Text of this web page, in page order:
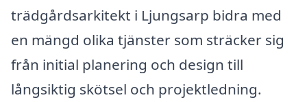
trädgårdsarkitekt i Ljungsarp bidra med
en mängd olika tjänster som sträcker sig
från initial planering och design till
långsiktig skötsel och projektledning.